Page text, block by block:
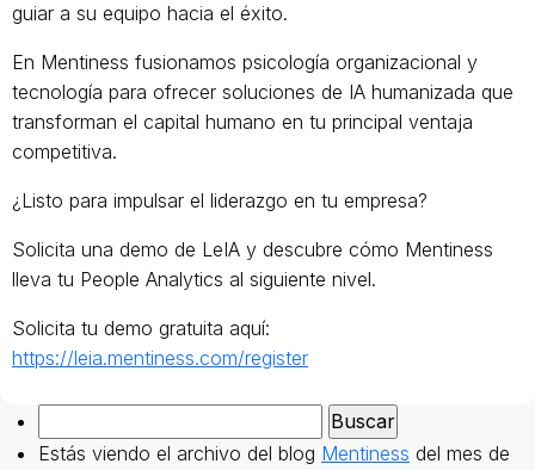
guiar a su equipo hacia el éxito.
En Mentiness fusionamos psicología organizacional y
tecnología para ofrecer soluciones de IA humanizada que
transforman el capital humano en tu principal ventaja
competitiva.
¿Listo para impulsar el liderazgo en tu empresa?
Solicita una demo de LeIA y descubre cómo Mentiness
lleva tu People Analytics al siguiente nivel.
Solicita tu demo gratuita aquí:
https://leia.mentiness.com/register
Estás viendo el archivo del blog Mentiness del mes de